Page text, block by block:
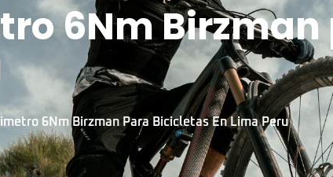
6Nm
6Nm Birzman Para Bicicletas En Lima Peru